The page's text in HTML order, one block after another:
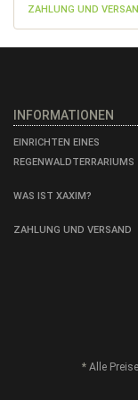
ZAHLUNG UND
INFORMATIONEN
EINRICHTEN EINES
REGENWALDTERRARIUMS
WAS IST XAXIM?
ZAHLUNG UND VERSAND
*Alle